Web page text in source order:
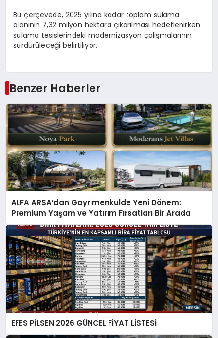
Bu çerçevede, 2025 yılına kadar toplam sulama
alanının 7,32 milyon hektara çıkarılması hedeflenirken
sulama tesislerindeki modernizasyon çalışmalarının
sürdürüleceği belirtiliyor.
Benzer Haberler
ALFA ARSA’dan Gayrimenkulde Yeni Dönem:
Premium Yaşam ve Yatırım Fırsatları Bir Arada
EFES PİLSEN 2026 GÜNCEL FİYAT LİSTESİ